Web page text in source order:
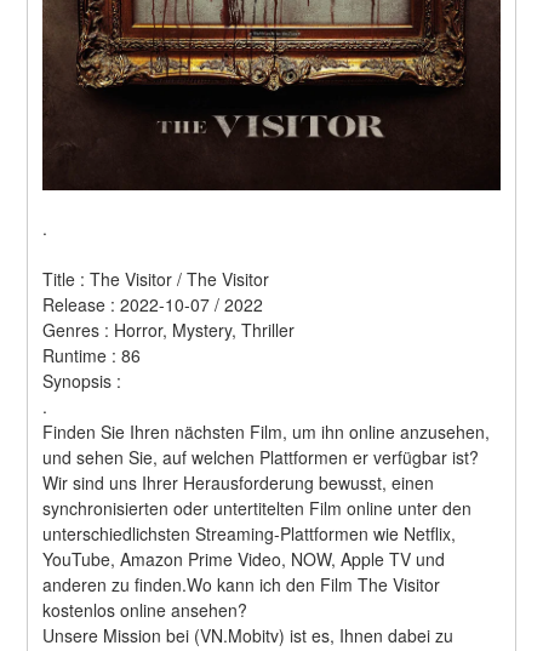
.
Title : The Visitor / The Visitor
Release : 2022-10-07 / 2022
Genres : Horror, Mystery, Thriller
Runtime : 86
Synopsis :
.
Finden Sie Ihren nächsten Film, um ihn online anzusehen,
und sehen Sie, auf welchen Plattformen er verfügbar ist?
Wir sind uns Ihrer Herausforderung bewusst, einen
synchronisierten oder untertitelten Film online unter den
unterschiedlichsten Streaming-Plattformen wie Netflix,
YouTube, Amazon Prime Video, NOW, Apple TV und
anderen zu finden.Wo kann ich den Film The Visitor
kostenlos online ansehen?
Unsere Mission bei (VN.Mobitv) ist es, Ihnen dabei zu